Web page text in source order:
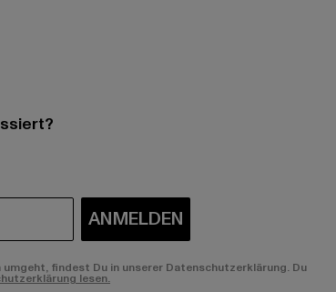
ANMELDEN
findest Du in unserer Datenschutzerklärung. Du
lesen.